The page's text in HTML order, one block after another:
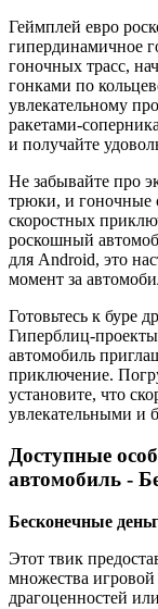
Геймплей евро
гипердинамичное
гоночных трасс,
гонками по
увлекательному
ракетами-
и получайте
Не забывайте про
трюки, и гоночные
скоростных
роскошный
для Android, это
момент за
Готовьтесь к буре
Гиперблиц-
автомобиль
приключение.
установите, что
увлекательными и
Доступные
автомобиль -
Бесконечные
Этот твик
множества
драгоценностей